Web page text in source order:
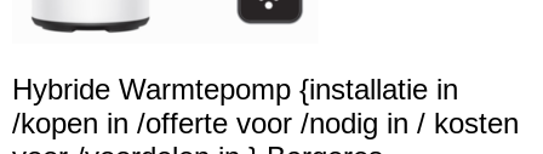
Hybride Warmtepomp {installatie in
/kopen in /offerte voor /nodig in / kosten